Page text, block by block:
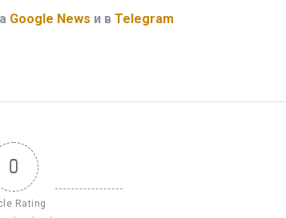
Google News и в Telegram
0
Rating